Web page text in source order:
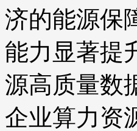
济的能源保
能力显著提
源高质量数
企业算力资